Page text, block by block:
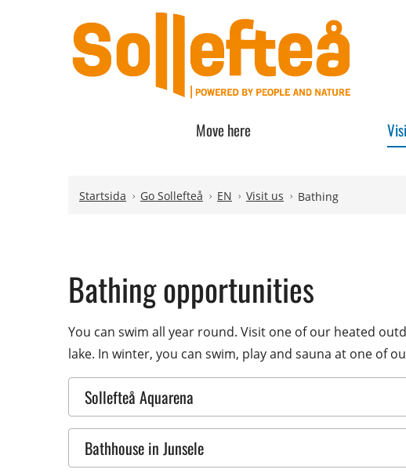
Move here
Startsida Go Sollefteå EN Visit us Bathing
Bathing opportunities
You can swim all year round. Visit one of our heated
lake. In winter, you can swim, play and sauna at one of
Sollefteå Aquarena
Bathhouse in Junsele